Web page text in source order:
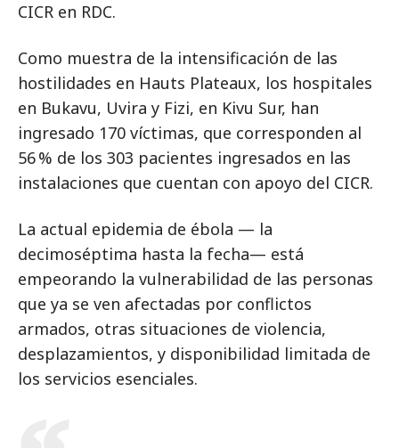
CICR en RDC.
Como muestra de la intensificación de las
hostilidades en Hauts Plateaux, los hospitales
en Bukavu, Uvira y Fizi, en Kivu Sur, han
ingresado 170 víctimas, que corresponden al
56 % de los 303 pacientes ingresados en las
instalaciones que cuentan con apoyo del CICR.
La actual epidemia de ébola — la
decimoséptima hasta la fecha— está
empeorando la vulnerabilidad de las personas
que ya se ven afectadas por conflictos
armados, otras situaciones de violencia,
desplazamientos, y disponibilidad limitada de
los servicios esenciales.